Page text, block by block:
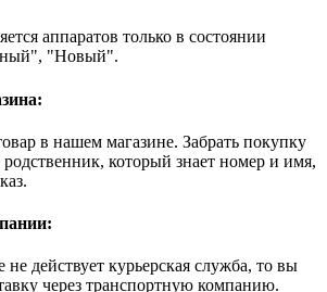
аппаратов только в состоянии
"Новый".
в нашем магазине. Забрать покупку
который знает номер и имя,
действует курьерская служба, то вы
через транспортную компанию.